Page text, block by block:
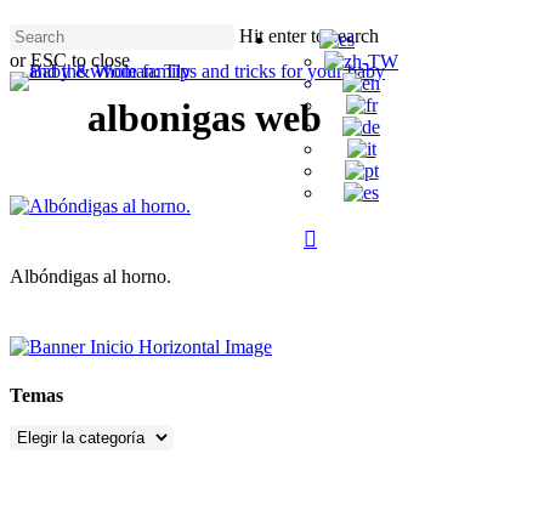
to
main
content
Hit enter to search
or ESC to close
Close
albonigas web
Albóndigas al horno.
Temas
Temas